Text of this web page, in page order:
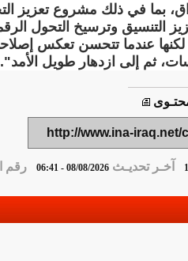
بما في ذلك مشروع تعزيز
التنسيق وترسيخ التحول
عندما تتحسن تعكس
ثم إلى ازدهار طويل الأمد".
http://www.ina-
آخـر تحديـث08/08/2026 - 06:41 رقم